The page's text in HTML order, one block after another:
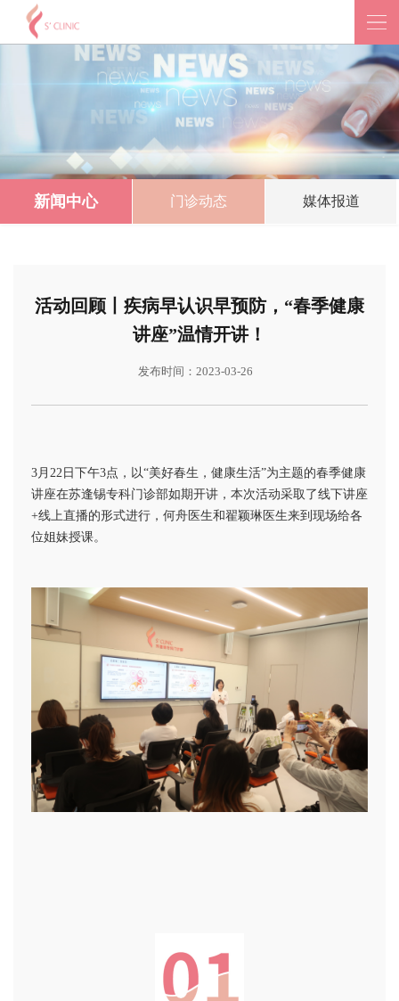
新闻中心 门诊动态 媒体报道
活动回顾丨疾病早认识早预防，“春季健康
讲座”温情开讲！
发布时间：2023-03-26
3月22日下午3点，以“美好春生，健康生活”为主题的春季健康
讲座在苏逢锡专科门诊部如期开讲，本次活动采取了线下讲座
+线上直播的形式进行，何舟医生和翟颖琳医生来到现场给各
位姐妹授课。